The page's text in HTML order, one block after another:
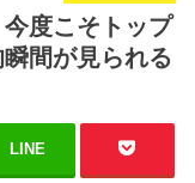
度こそトップ
間が見られる
LINE